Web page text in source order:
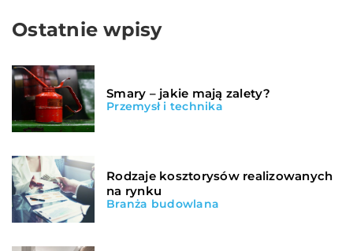
Ostatnie wpisy
Smary – jakie mają zalety?
Przemysł i technika
Rodzaje kosztorysów realizowanych
na rynku
Branża budowlana